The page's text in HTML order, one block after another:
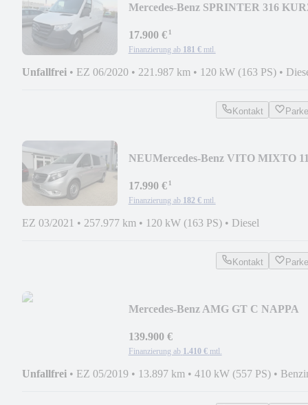
Mercedes-Benz SPRINTER 316
17.900 €¹
Finanzierung ab 181 € mtl.
Unfallfrei • EZ 06/2020 • 221.987 km • 120 kW (163 PS) •
Kontakt
NEUMercedes-Benz VITO MIXTO
AHK SHZ
17.990 €¹
Finanzierung ab 182 € mtl.
EZ 03/2021 • 257.977 km • 120 kW (163 PS) • Diesel
Kontakt
Mercedes-Benz AMG GT C NAPPA
GARANTIE
139.900 €
Finanzierung ab 1.410 € mtl.
Unfallfrei • EZ 05/2019 • 13.897 km • 410 kW (557 PS) •